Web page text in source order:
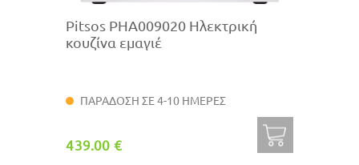
Pitsos PHA009020 Ηλεκτρική
κουζίνα εμαγιέ
ΠΑΡΑΔΟΣΗ ΣΕ 4-10 ΗΜΕΡΕΣ
439.00 €